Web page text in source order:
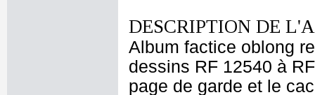
DESCRIPTION DE
Album factice oblong
dessins RF 12540 à
page de garde et le